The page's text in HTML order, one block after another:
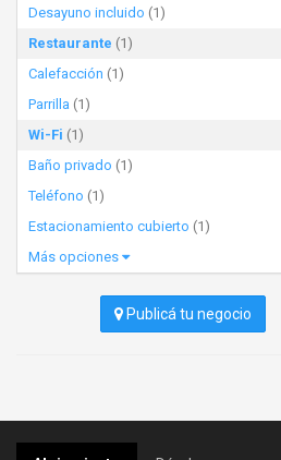
Desayuno incluido (1)
Restaurante (1)
Calefacción (1)
Parrilla (1)
Wi-Fi (1)
Baño privado (1)
Teléfono (1)
Estacionamiento cubierto (1)
Más opciones
Publicá tu negocio